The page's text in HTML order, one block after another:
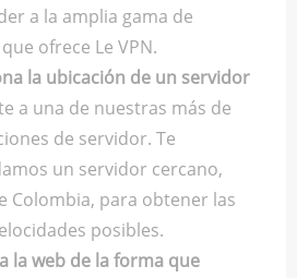
a la amplia gama de
ofrece Le VPN.
la ubicación de un servidor
a una de nuestras más de
de servidor. Te
un servidor cercano,
Colombia, para obtener las
posibles.
la web de la forma que